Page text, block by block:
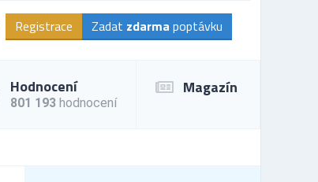
Registrace Zadat zdarma poptávku
Hodnocení
801 193 hodnocení
Magazín